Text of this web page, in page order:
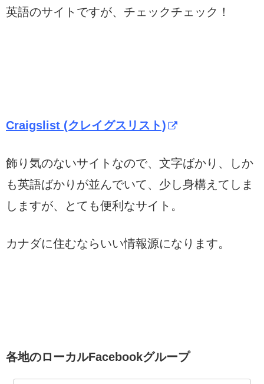
英語のサイトですが、チェックチェック！
Craigslist (クレイグスリスト)
飾り気のないサイトなので、文字ばかり、しか
も英語ばかりが並んでいて、少し身構えてしま
しますが、とても便利なサイト。
カナダに住むならいい情報源になります。
各地のローカルFacebookグループ